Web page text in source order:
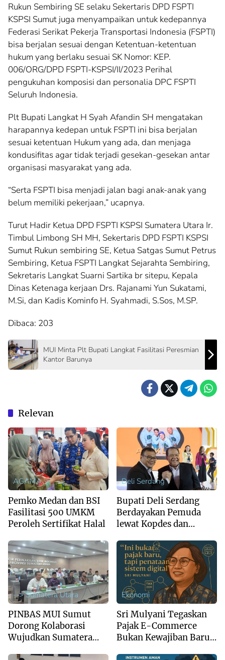
Rukun Sembiring SE selaku Sekertaris DPD FSPTI
KSPSI Sumut juga menyampaikan untuk kedepannya
Federasi Serikat Pekerja Transportasi Indonesia (FSPTI)
bisa berjalan sesuai dengan Ketentuan-ketentuan
hukum yang berlaku sesuai SK Nomor: KEP.
006/ORG/DPD FSPTI-KSPSI/II/2023 Perihal
pengukuhan komposisi dan personalia DPC FSPTI
Seluruh Indonesia.
Plt Bupati Langkat H Syah Afandin SH mengatakan
harapannya kedepan untuk FSPTI ini bisa berjalan
sesuai ketentuan Hukum yang ada, dan menjaga
kondusifitas agar tidak terjadi gesekan-gesekan antar
organisasi masyarakat yang ada.
“Serta FSPTI bisa menjadi jalan bagi anak-anak yang
belum memiliki pekerjaan,” ucapnya.
Turut Hadir Ketua DPD FSPTI KSPSI Sumatera Utara Ir.
Timbul Limbong SH MH, Sekertaris DPD FSPTI KSPSI
Sumut Rukun sembiring SE, Ketua Satgas Sumut Petrus
Sembiring, Ketua FSPTI Langkat Sejarahta Sembiring,
Sekretaris Langkat Suarni Sartika br sitepu, Kepala
Dinas Ketenaga kerjaan Drs. Rajanami Yun Sukatami,
M.Si, dan Kadis Kominfo H. Syahmadi, S.Sos, M.SP.
Dibaca: 203
MUI Minta Plt Bupati Langkat Fasilitasi Peresmian
Kantor Barunya
Relevan
AGAMA
Pemko Medan dan BSI
Fasilitasi 500 UMKM
Peroleh Sertifikat Halal
Deli Serdang
Bupati Deli Serdang
Berdayakan Pemuda
lewat Kopdes dan
--> Sumatera Utara
PINBAS MUI Sumut
Dorong Kolaborasi
Wujudkan Sumatera
Ekonomi
Sri Mulyani Tegaskan
Pajak E-Commerce
Bukan Kewajiban Baru,